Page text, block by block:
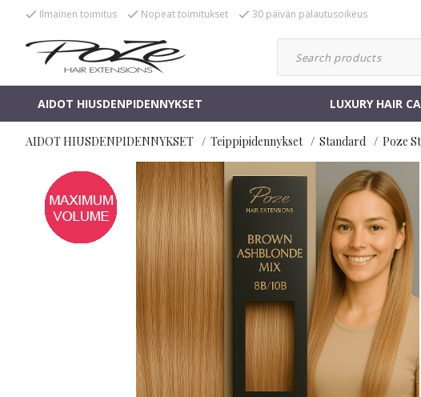
Ilmainen toimitus Nopeat toimitukset 30 päivän palautusoikeus
AIDOT HIUSDENPIDENNYKSET LUXURY HAIR
AIDOT HIUSDENPIDENNYKSET Teippipidennykset Standard Poze